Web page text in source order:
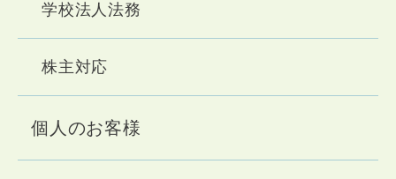
ることが困難である場合
誉、信用等を保護するために必要であると当
事務所が判断した場合
●ご利用者様がご自身の個人情報の開示を事
学校法人法務
株主対応
個人のお客様